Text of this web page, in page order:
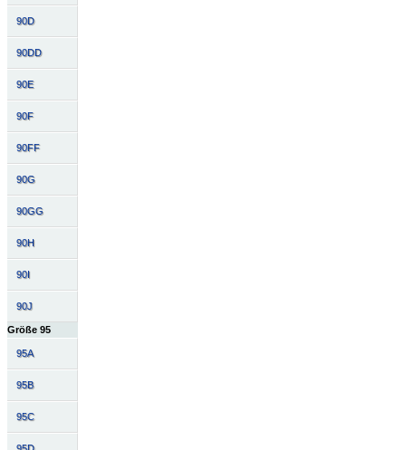
90D
90DD
90E
90F
90FF
90G
90GG
90H
90I
90J
Größe 95
95A
95B
95C